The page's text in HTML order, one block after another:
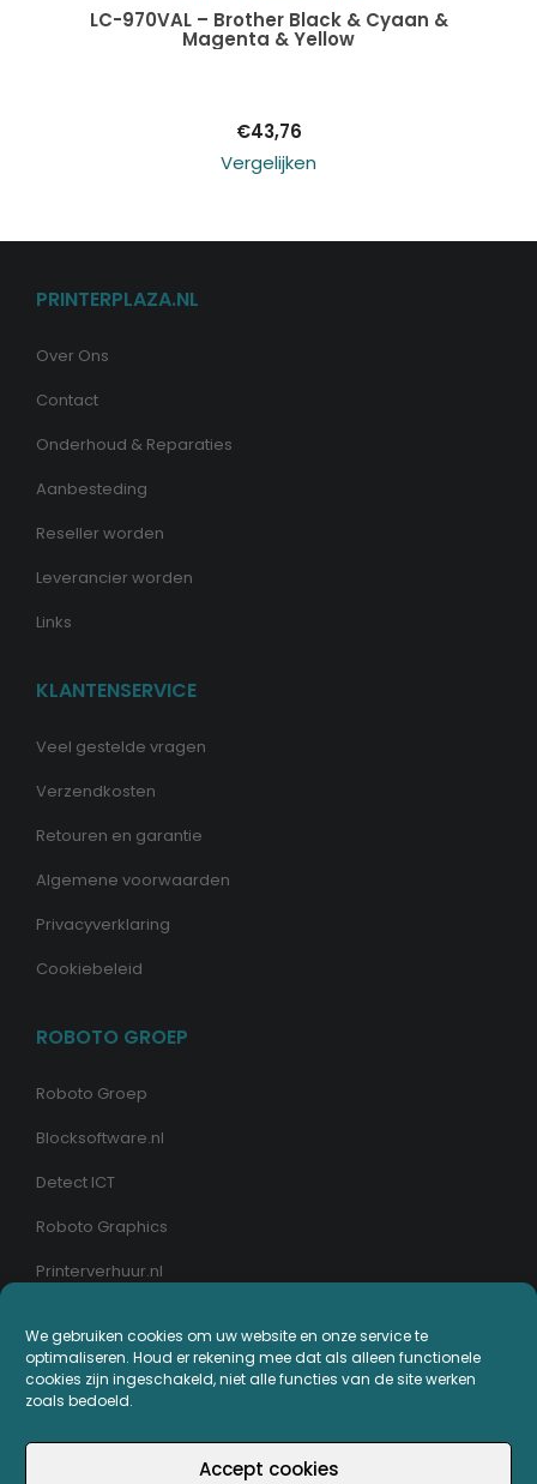
We gebruiken cookies om uw website en onze service te
optimaliseren. Houd er rekening mee dat als alleen functionele
cookies zijn ingeschakeld, niet alle functies van de site werken
zoals bedoeld.
Accept cookies
Toevoegen aan
LC-970VAL – Brother Black & Cyaan &
Magenta & Yellow
€43,76
Vergelijken
PRINTERPLAZA.NL
Over Ons
Contact
Onderhoud & Reparaties
Aanbesteding
Reseller worden
Leverancier worden
Links
KLANTENSERVICE
Veel gestelde vragen
Verzendkosten
Retouren en garantie
Algemene voorwaarden
Privacyverklaring
Cookiebeleid
ROBOTO GROEP
Roboto Groep
Blocksoftware.nl
Detect ICT
Roboto Graphics
Printerverhuur.nl
MIJN PRINTERPLAZA.NL
Bestellingen
Mijn Printerpunten